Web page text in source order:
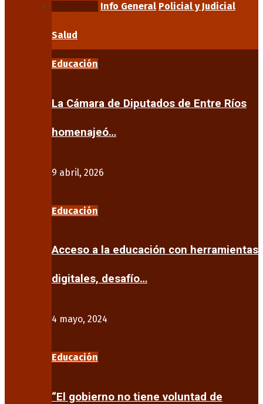
Info General Policial y Judicial
Salud
Educación
La Cámara de Diputados de Entre Ríos
homenajeó…
9 abril, 2026
Educación
Acceso a la educación con herramientas
digitales, desafío…
4 mayo, 2024
Educación
“El gobierno no tiene voluntad de